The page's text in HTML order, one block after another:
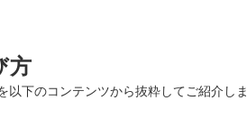
方
以下のコンテンツから抜粋してご紹介しま